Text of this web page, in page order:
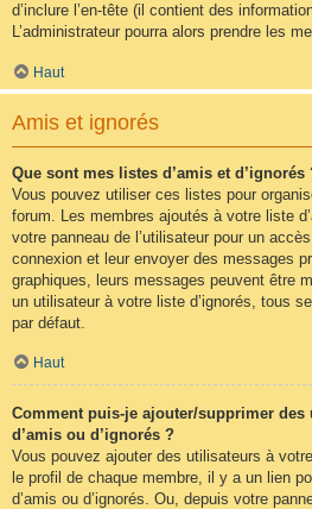
d’inclure l’en-tête (il contient des
L’administrateur pourra alors prendre les
Haut
Amis et ignorés
Que sont mes listes d’amis et d’ignorés
Vous pouvez utiliser ces listes pour
forum. Les membres ajoutés à votre liste
votre panneau de l’utilisateur pour un
connexion et leur envoyer des messages
graphiques, leurs messages peuvent être
un utilisateur à votre liste d’ignorés, tous
par défaut.
Haut
Comment puis-je ajouter/supprimer
d’amis ou d’ignorés ?
Vous pouvez ajouter des utilisateurs à
le profil de chaque membre, il y a un lien
d’amis ou d’ignorés. Ou, depuis votre